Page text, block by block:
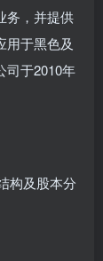
务，并提供
用于黑色及
司于2010年
构及股本分